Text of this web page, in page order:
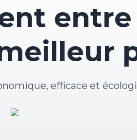
efficace et